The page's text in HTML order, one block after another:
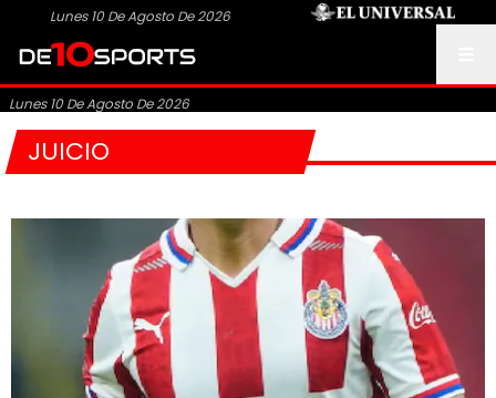
Lunes 10 De Agosto De 2026
Lunes 10 De Agosto De 2026
JUICIO